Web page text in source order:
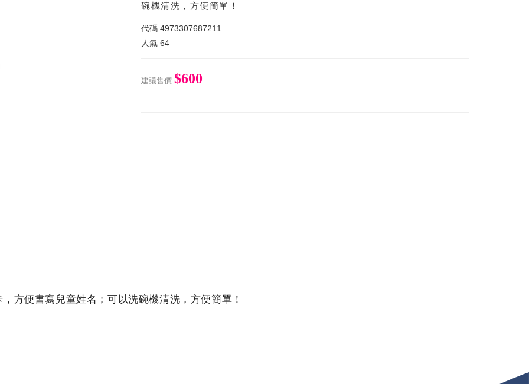
碗機清洗，方便簡單！
代碼 4973307687211
人氣 64
建議售價 $600
方便書寫兒童姓名；可以洗碗機清洗，方便簡單！